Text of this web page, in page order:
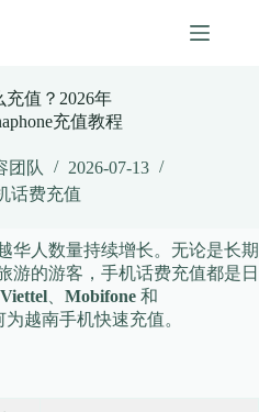
值？2026年
充值教程
团队
2026-07-13
话费充值
华人数量持续增长。无论是长期
游的游客，手机话费充值都是日
Viettel Mobifone 和
越南手机快速充值。